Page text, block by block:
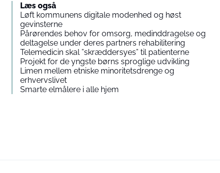
Læs også
Løft kommunens digitale modenhed og høst
gevinsterne
Pårørendes behov for omsorg, medinddragelse og
deltagelse under deres partners rehabilitering
Telemedicin skal ”skræddersyes” til patienterne
Projekt for de yngste børns sproglige udvikling
Limen mellem etniske minoritetsdrenge og
erhvervslivet
Smarte elmålere i alle hjem